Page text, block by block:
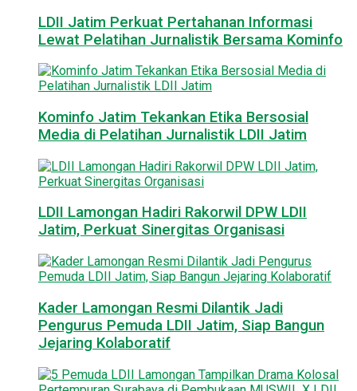
LDII Jatim Perkuat Pertahanan Informasi
Lewat Pelatihan Jurnalistik Bersama Kominfo
Kominfo Jatim Tekankan Etika Bersosial
Media di Pelatihan Jurnalistik LDII Jatim
LDII Lamongan Hadiri Rakorwil DPW LDII
Jatim, Perkuat Sinergitas Organisasi
Kader Lamongan Resmi Dilantik Jadi
Pengurus Pemuda LDII Jatim, Siap Bangun
Jejaring Kolaboratif